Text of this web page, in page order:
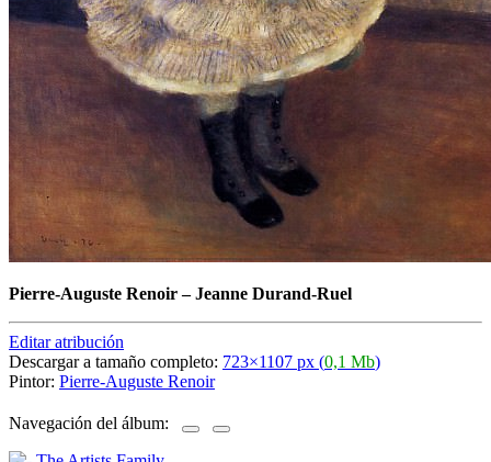
Pierre-Auguste Renoir–Jeanne Durand-Ruel
Editar atribución
Descargar a tamaño completo: 723×1107 px (0,1 Mb)
Pintor: Pierre-Auguste Renoir
Navegación del álbum: